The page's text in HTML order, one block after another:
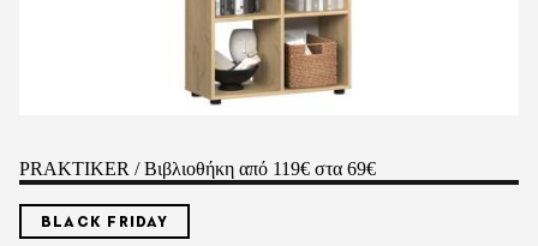
PRAKTIKER / Βιβλιοθήκη από 119€ στα 69€
BLACK FRIDAY